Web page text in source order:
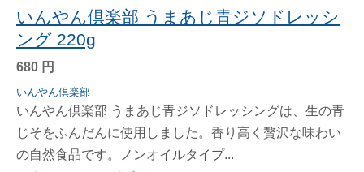
いんやん倶楽部 うまあじ青ジソドレッシ
ング 220g
680 円
いんやん倶楽部
いんやん倶楽部 うまあじ青ジソドレッシングは、生の青
じそをふんだんに使用しました。香り高く贅沢な味わい
の自然食品です。ノンオイルタイプ...